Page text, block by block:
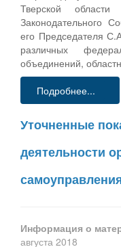
Тверской
Законодательного
его Председателя
различных
объединений,
Подробнее...
Уточненные
деятельности
Информация о
августа 2018